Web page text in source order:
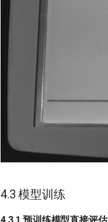
4.3 模型训练